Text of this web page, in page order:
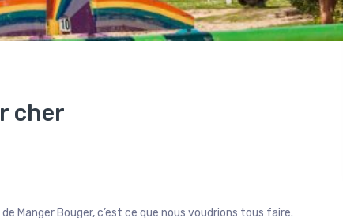
cher
Manger Bouger, c’est ce que nous voudrions tous faire.